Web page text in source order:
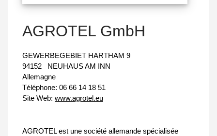
AGROTEL GmbH
GEWERBEGEBIET HARTHAM 9
94152
NEUHAUS AM INN
Allemagne
Téléphone: 06 66 14 18 51
Site Web: www.agrotel.eu
AGROTEL est une société allemande spécialisée